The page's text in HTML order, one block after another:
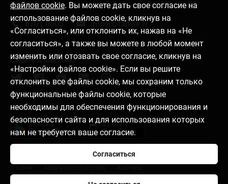
файлов cookie. Вы можете дать свое согласие на
использование файлов cookie, кликнув на
«Согласиться», или отклонить их, нажав на «Не
согласиться», а также вы можете в любой момент
изменить или отозвать свое согласие, кликнув на
«Настройки файлов cookie». Если вы решите
отклонить все файлы cookie, мы сохраним только
функциональные файлы cookie, которые
необходимы для обеспечения функционирования и
безопасности сайта и для использования которых
нам не требуется ваше согласие.
Согласиться
Связаться с нами
6701 0000 info@citadele.lv
Следите за новостями
Установить приложение